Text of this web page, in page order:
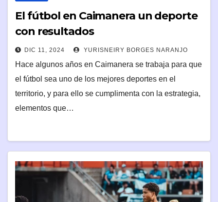
El fútbol en Caimanera un deporte
con resultados
DIC 11, 2024 YURISNEIRY BORGES NARANJO
Hace algunos años en Caimanera se trabaja para que
el fútbol sea uno de los mejores deportes en el
territorio, y para ello se cumplimenta con la estrategia,
elementos que…